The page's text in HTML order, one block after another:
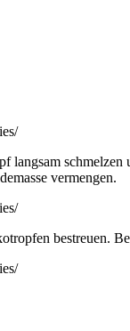
vermengen.
bestreuen.